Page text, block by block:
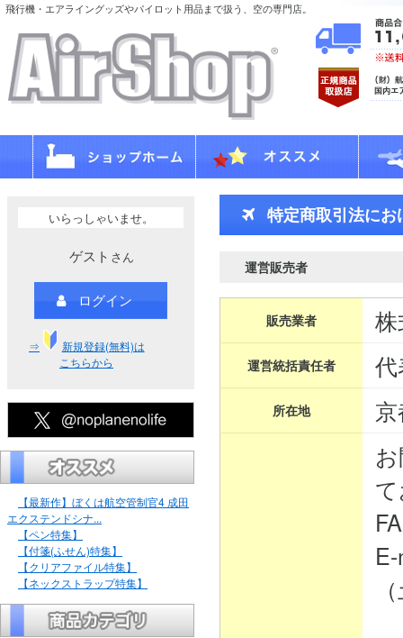
飛行機・エアライングッズやパイロット用品まで扱う、空の専門店。
いらっしゃいませ。
ゲスト さん
ログイン
⇒
新規登録(無料)は
こちらから
【最新作】ぼくは航空管制官4 成田
エクステンドシナ...
【ペン特集】
【付箋(ふせん)特集】
【クリアファイル特集】
【ネックストラップ特集】
特定商取引法にお
運営販売者
販売業者
運営統括責任者
所在地